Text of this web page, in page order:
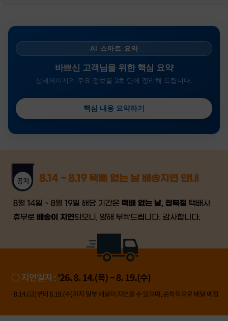
AI 스마트 요약
바쁘신 고객님을 위한 핵심 요약
상세페이지의 주요 정보를 3초 만에 정리해 드립니다.
핵심 내용 요약하기
배송